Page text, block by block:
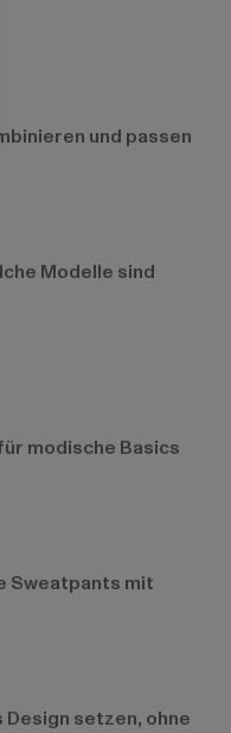
und passen
Modelle sind
modische Basics
Sweatpants mit
setzen, ohne